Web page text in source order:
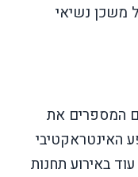
משכן נשיאי
המספרים את
האינטראקטיבי
באירוע תחנות